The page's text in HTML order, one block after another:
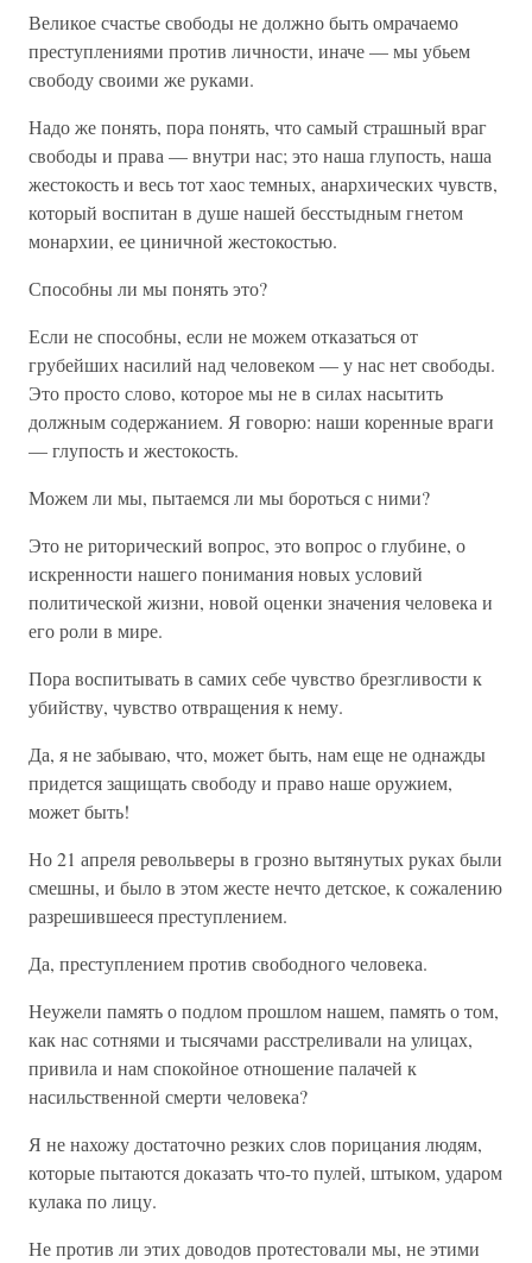
Великое счастье свободы не должно быть омрачаемо
преступлениями против личности, иначе — мы убьем
свободу своими же руками.
Надо же понять, пора понять, что самый страшный враг
свободы и права — внутри нас; это наша глупость, наша
жестокость и весь тот хаос темных, анархических чувств,
который воспитан в душе нашей бесстыдным гнетом
монархии, ее циничной жестокостью.
Способны ли мы понять это?
Если не способны, если не можем отказаться от
грубейших насилий над человеком — у нас нет свободы.
Это просто слово, которое мы не в силах насытить
должным содержанием. Я говорю: наши коренные враги
— глупость и жестокость.
Можем ли мы, пытаемся ли мы бороться с ними?
Это не риторический вопрос, это вопрос о глубине, о
искренности нашего понимания новых условий
политической жизни, новой оценки значения человека и
его роли в мире.
Пора воспитывать в самих себе чувство брезгливости к
убийству, чувство отвращения к нему.
Да, я не забываю, что, может быть, нам еще не однажды
придется защищать свободу и право наше оружием,
может быть!
Но 21 апреля револьверы в грозно вытянутых руках были
смешны, и было в этом жесте нечто детское, к сожалению
разрешившееся преступлением.
Да, преступлением против свободного человека.
Неужели память о подлом прошлом нашем, память о том,
как нас сотнями и тысячами расстреливали на улицах,
привила и нам спокойное отношение палачей к
насильственной смерти человека?
Я не нахожу достаточно резких слов порицания людям,
которые пытаются доказать что-то пулей, штыком, ударом
кулака по лицу.
Не против ли этих доводов протестовали мы, не этими